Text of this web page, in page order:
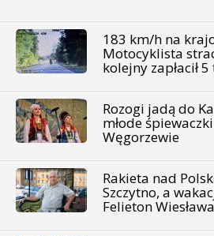
183 km/h na
Motocyklista
kolejny zapłacił 5
Rozogi jadą do
młode
Węgorzewie
Rakieta nad
Szczytno, a
Felieton